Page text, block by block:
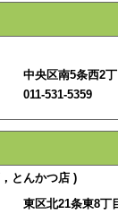
中央区南5条西2
011-531-5359
とんかつ店 )
東区北21条東8丁